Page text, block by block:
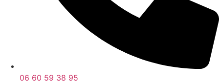
06 60 59 38 95